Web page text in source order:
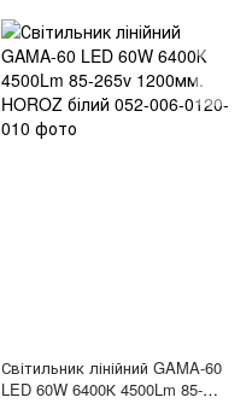
Світильник лінійний GAMA-60
LED 60W 6400К 4500Lm 85-